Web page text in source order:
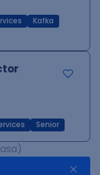
Kafka
Senior